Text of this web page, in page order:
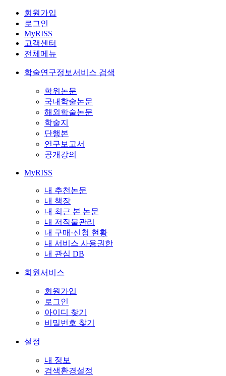
회원가입
로그인
MyRISS
고객센터
전체메뉴
학술연구정보서비스 검색
학위논문
국내학술논문
해외학술논문
학술지
단행본
연구보고서
공개강의
MyRISS
내 추천논문
내 책장
내 최근 본 논문
내 저작물관리
내 구매·신청 현황
내 서비스 사용권한
내 관심 DB
회원서비스
회원가입
로그인
아이디 찾기
비밀번호 찾기
설정
내 정보
검색환경설정